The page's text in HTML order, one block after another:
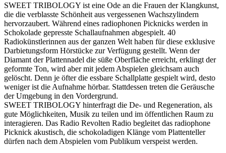
SWEET TRIBOLOGY ist eine Ode an die Frauen der Klangkunst,
die die verblasste Schönheit aus vergessenen Wachszylindern
hervorzaubert. Während eines radiophonen Picknicks werden in
Schokolade gepresste Schallaufnahmen abgespielt. 40
Radiokünstlerinnen aus der ganzen Welt haben für diese exklusive
Darbietungsform Hörstücke zur Verfügung gestellt. Wenn der
Diamant der Plattennadel die süße Oberfläche erreicht, erklingt der
geformte Ton, wird aber mit jedem Abspielen gleichsam auch
gelöscht. Denn je öfter die essbare Schallplatte gespielt wird, desto
weniger ist die Aufnahme hörbar. Stattdessen treten die Geräusche
der Umgebung in den Vordergrund.
SWEET TRIBOLOGY hinterfragt die De- und Regeneration, als
gute Möglichkeiten, Musik zu teilen und im öffentlichen Raum zu
interagieren. Das Radio Revolten Radio begleitet das radiophone
Picknick akustisch, die schokoladigen Klänge vom Plattenteller
dürfen nach dem Abspielen vom Publikum verspeist werden.